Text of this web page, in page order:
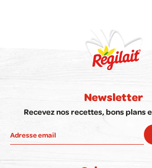
Newsletter
Recevez nos recettes, bons plans